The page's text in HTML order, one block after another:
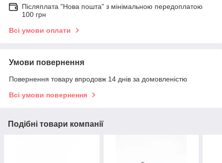
Післяплата "Нова пошта" з мінімальною передоплатою
100 грн
Всі умови оплати
Умови повернення
Повернення товару впродовж 14 днів за домовленістю
Всі умови повернення
Подібні товари компанії